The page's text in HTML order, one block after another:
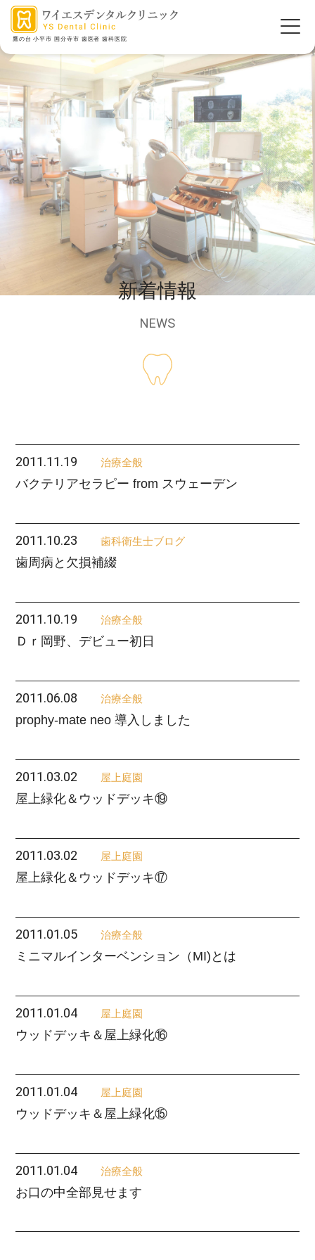
鷹の台 小平市 国分寺市 歯医者 歯科医院
新着情報
NEWS
2011.11.19 治療全般
バクテリアセラピー from スウェーデン
2011.10.23 歯科衛生士ブログ
歯周病と欠損補綴
2011.10.19 治療全般
Ｄｒ岡野、デビュー初日
2011.06.08 治療全般
prophy-mate neo 導入しました
2011.03.02 屋上庭園
屋上緑化＆ウッドデッキ⑲
2011.03.02 屋上庭園
屋上緑化＆ウッドデッキ⑰
2011.01.05 治療全般
ミニマルインターベンション（MI)とは
2011.01.04 屋上庭園
ウッドデッキ＆屋上緑化⑯
2011.01.04 屋上庭園
ウッドデッキ＆屋上緑化⑮
2011.01.04 治療全般
お口の中全部見せます